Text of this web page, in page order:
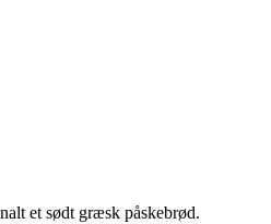
et sødt græsk påskebrød.